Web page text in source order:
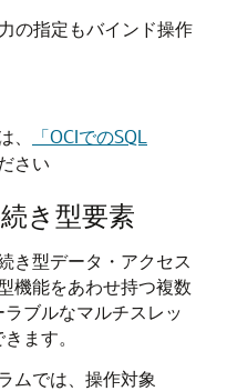
の指定もバインド操作
「OCIでのSQL
さい
き型要素
き型データ・アクセス
機能をあわせ持つ複数
ブルなマルチスレッ
ます。
ムでは、操作対象